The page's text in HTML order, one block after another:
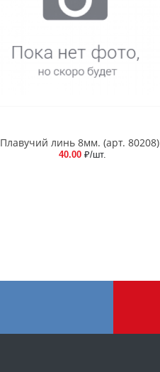
Плавучий линь 8мм. (арт. 80208)
40.00 ₽/шт.